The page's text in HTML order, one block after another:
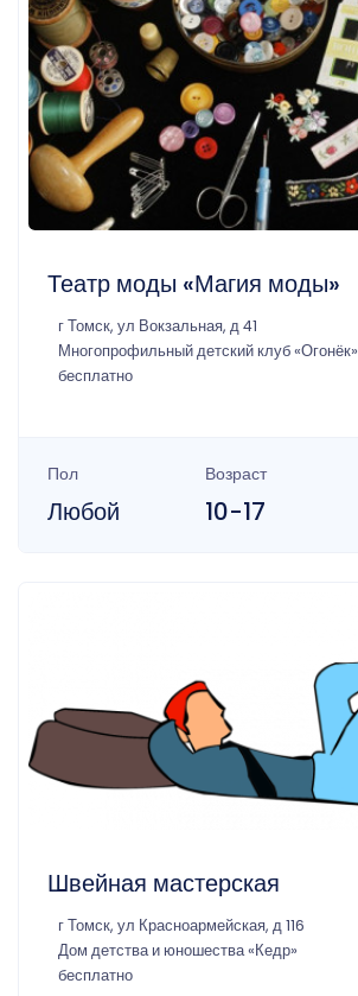
Театр моды «Магия моды»
г Томск, ул Вокзальная, д 41
Многопрофильный детский клуб «Огонёк»
бесплатно
Пол
Любой
Возраст
10-17
Швейная мастерская
г Томск, ул Красноармейская, д 116
Дом детства и юношества «Кедр»
бесплатно